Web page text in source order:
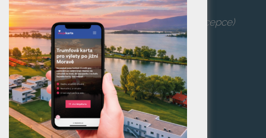
Telefon:+420 519 427 714,539 029 266
(recepce)
E-mail:camp@pasohlavky.cz
SPOJTE SE S NÁMI